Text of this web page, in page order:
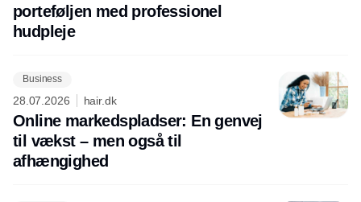
porteføljen med professionel
hudpleje
Business
28.07.2026 hair.dk
Online markedspladser: En genvej
til vækst – men også til
afhængighed